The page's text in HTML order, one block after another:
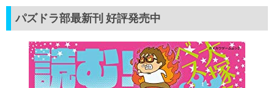
パズドラ部最新刊 好評発売中